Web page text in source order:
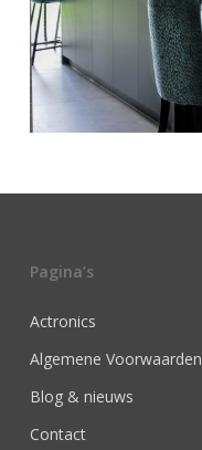
Pagina’s
Actronics
Algemene Voorwaarden
Blog & nieuws
Contact